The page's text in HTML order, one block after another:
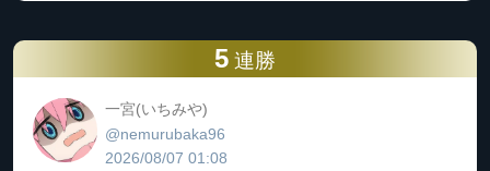
5 連勝
一宮(いちみや)
@nemurubaka96
2026/08/07 01:08